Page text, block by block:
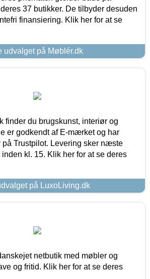
37 butikker. De tilbyder desuden
finansiering. Klik her for at se
udvalget på Møblér.dk
finder du brugskunst, interiør og
er godkendt af E-mærket og har
på Trustpilot. Levering sker næste
kl. 15. Klik her for at se deres
på LuxoLiving.dk
netbutik med møbler og
og fritid. Klik her for at se deres